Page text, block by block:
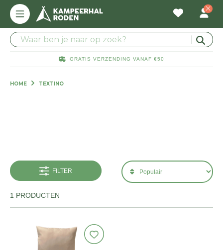
GRATIS VERZENDING VANAF €50
HOME TEXTINO
FILTER
1 PRODUCTEN